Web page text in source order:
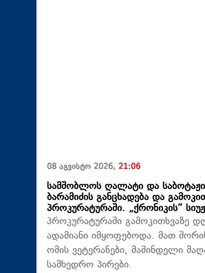
08 აგვისტო 2026, 21:06
სამშობლოს ღალატი და
ბარამიძის განცხადება და
პროკურატურაში. „ქრონიკის“
პროკურატურაში გამოკითხვაზე
ადამიანი იმყოფებოდა. მათ
ომის ვეტერანები, მაშინდელი
სამხედრო პირები.